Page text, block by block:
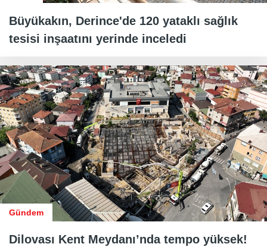
Büyükakın, Derince'de 120 yataklı sağlık
tesisi inşaatını yerinde inceledi
Gündem
Dilovası Kent Meydanı’nda tempo yüksek!